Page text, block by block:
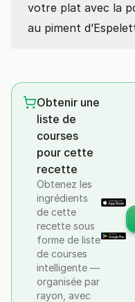
votre plat avec la
au piment
Obtenir une
liste de
courses
pour cette
recette
Obtenez les
ingrédients
de cette
recette sous
forme de liste
de courses
intelligente —
organisée par
rayon, avec